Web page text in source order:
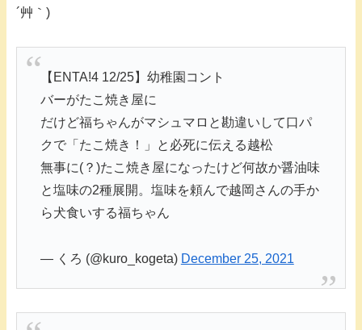
´艸｀)
【ENTA!4 12/25】幼稚園コント
バーがたこ焼き屋に
だけど福ちゃんがマシュマロと勘違いして口パ
クで「たこ焼き！」と必死に伝える越松
無事に(？)たこ焼き屋になったけど何故か醤油味
と塩味の2種展開。塩味を頼んで越岡さんの手か
ら犬食いする福ちゃん
— くろ (@kuro_kogeta) December 25, 2021